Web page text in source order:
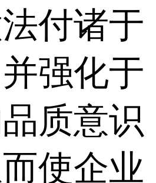
付诸于
强化于
质意识
使企业